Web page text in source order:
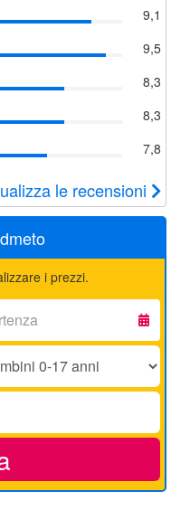
9,1
9,5
8,3
8,3
7,8
le recensioni
i prezzi.